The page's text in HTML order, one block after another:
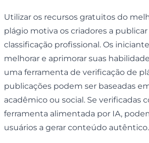
Utilizar os recursos gratuitos do
plágio motiva os criadores a
classificação profissional. Os
melhorar e aprimorar suas
uma ferramenta de verificação de
publicações podem ser baseadas
acadêmico ou social. Se verificadas
ferramenta alimentada por IA,
usuários a gerar conteúdo autêntico.